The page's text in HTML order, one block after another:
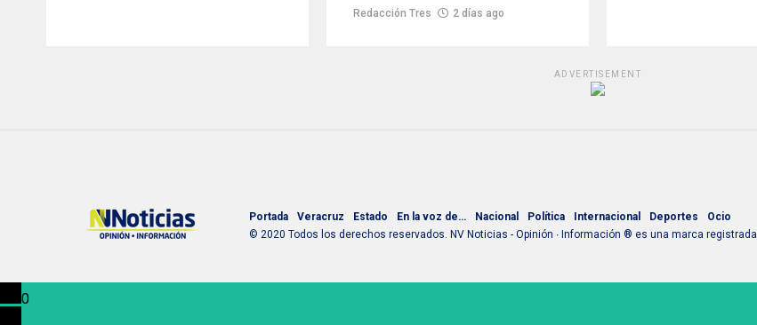
Redacción Tres 2 días ago
ADVERTISEMENT
Portada Veracruz Estado En la voz de… Nacional Política Internacional Deportes
Ocio
© 2020 Todos los derechos reservados. NV Noticias - Opinión ∙ Información ® es una marca registrada.
0